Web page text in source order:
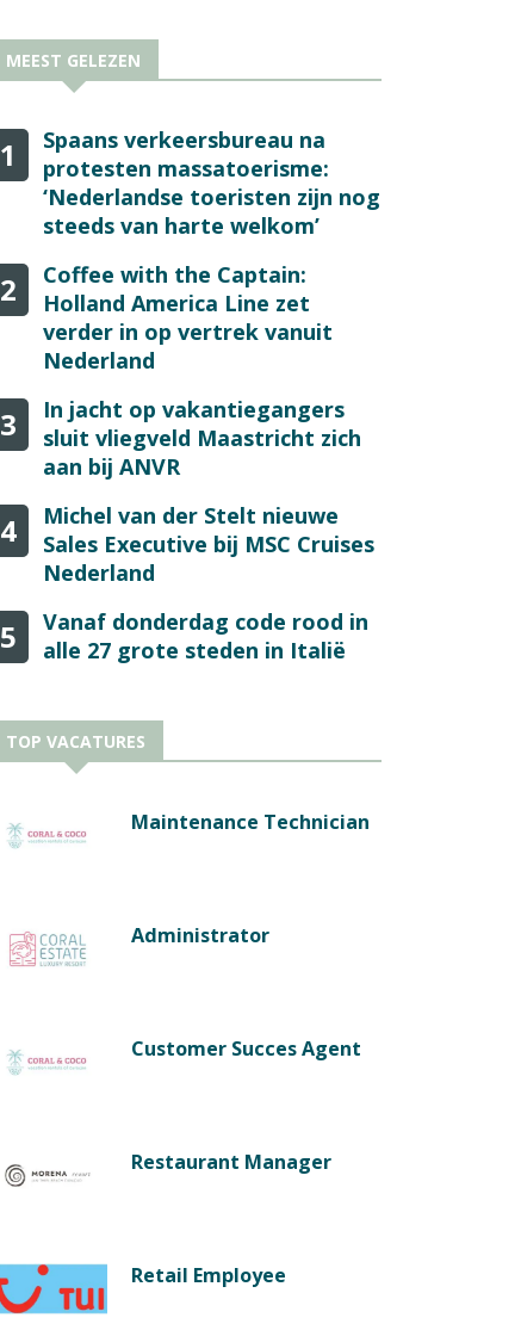
MEEST GELEZEN
1
Spaans verkeersbureau na
protesten massatoerisme:
‘Nederlandse toeristen zijn nog
steeds van harte welkom’
2
Coffee with the Captain:
Holland America Line zet
verder in op vertrek vanuit
Nederland
3
In jacht op vakantiegangers
sluit vliegveld Maastricht zich
aan bij ANVR
4
Michel van der Stelt nieuwe
Sales Executive bij MSC Cruises
Nederland
5
Vanaf donderdag code rood in
alle 27 grote steden in Italië
TOP VACATURES
Maintenance Technician
Administrator
Customer Succes Agent
Restaurant Manager
Retail Employee